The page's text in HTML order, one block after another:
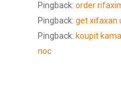
Pingback: order
Pingback: get xifaxan
Pingback: koupit
noc